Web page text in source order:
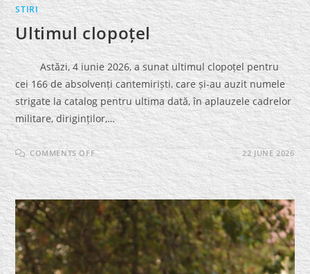
STIRI
Ultimul clopoțel
Astăzi, 4 iunie 2026, a sunat ultimul clopoțel pentru
cei 166 de absolvenți cantemiriști, care și-au auzit numele
strigate la catalog pentru ultima dată, în aplauzele cadrelor
militare, diriginților,…
COMMENTS OFFON
ULTIMUL
CLOPOȚEL
22 JUNE 2026